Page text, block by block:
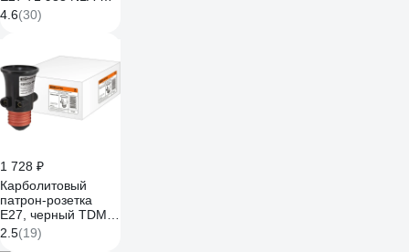
E14-E27 71988
4.6(30)
1 728 ₽
Карболитовый
патрон-розетка
Е27, черный TDM
ELECTRIC SQ0335-
0022
2.5(19)